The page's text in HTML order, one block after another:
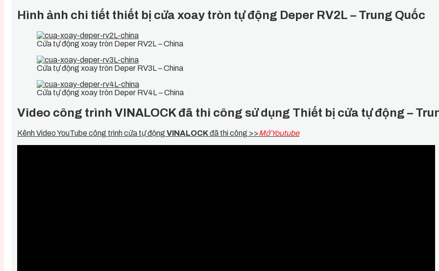
Hình ảnh chi tiết thiết bị cửa xoay tròn tự động Deper RV2L – Trung Quốc
Cửa tự động xoay tròn Deper RV2L – China
Cửa tự động xoay tròn Deper RV3L – China
Cửa tự động xoay tròn Deper RV4L – China
Video công trình VINALOCK đã thi công sử dụng Thiết bị cửa tự động –
Kênh Video YouTube công trình cửa tự động VINALOCKđã thi công >>Mở Youtube